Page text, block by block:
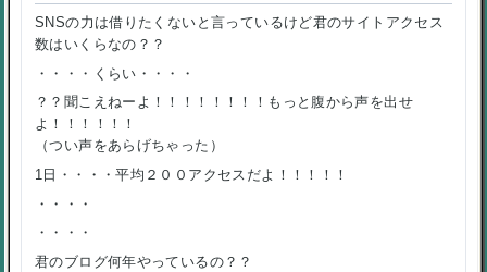
SNSの力は借りたくないと言っているけど君のサイトアクセス
数はいくらなの？？
・・・・くらい・・・・
？？聞こえねーよ！！！！！！！！もっと腹から声を出せ
よ！！！！！！
（つい声をあらげちゃった）
1日・・・・平均２００アクセスだよ！！！！！
・・・・
・・・・
君のブログ何年やっているの？？